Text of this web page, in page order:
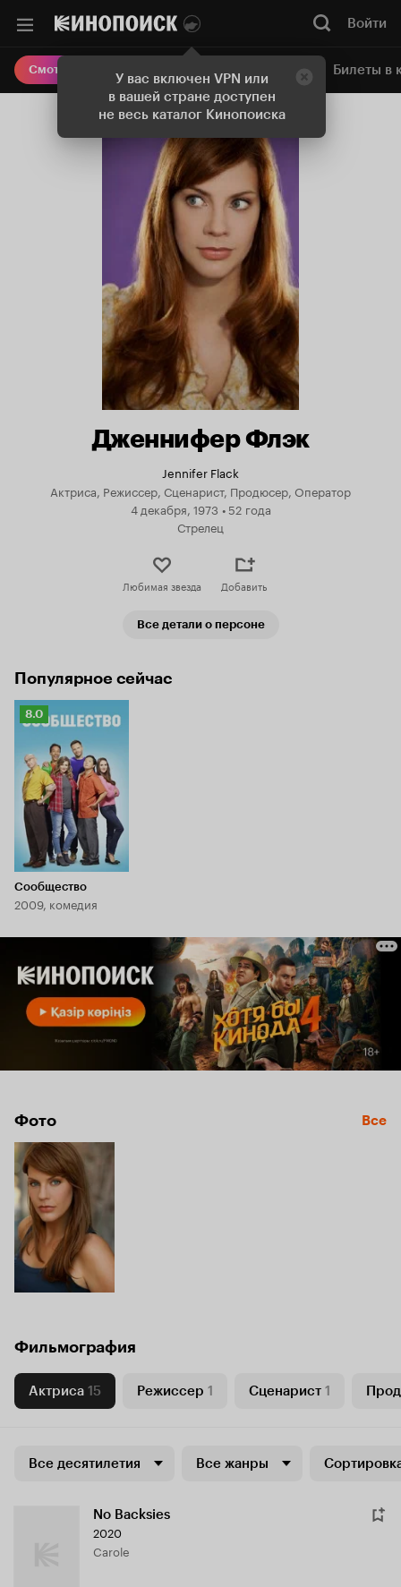
У вас включен VPN или
в вашей стране доступен
не весь каталог Кинопоиска
Войти
Смотреть кино Онлайн-кинотеатр Билеты в
Дженнифер Флэк
Jennifer Flack
Актриса, Режиссер, Сценарист, Продюсер, Оператор
4 декабря, 1973 •52 года
Стрелец
Любимая звезда Добавить
Все детали о персоне
Популярное сейчас
Рейтинг
Кинопоиска
8.0
Сообщество
2009, комедия
Фото Все
Фильмография
Актриса 15 Режиссер 1 Сценарист 1
Все десятилетия Все жанры
No Backsies
2020
Carole